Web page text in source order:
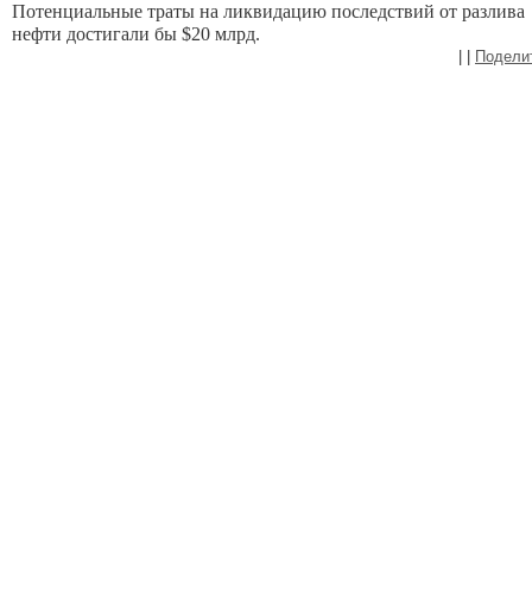
Потенциальные траты на ликвидацию последствий от разлива
нефти достигали бы $20 млрд.